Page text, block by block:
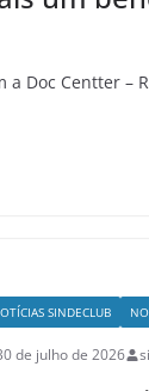
Doc Centter –
SINDECLUB
de julho de 2026